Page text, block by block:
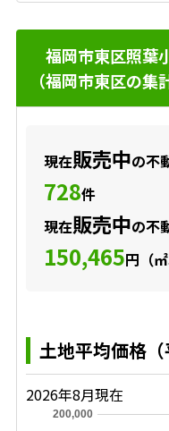
福岡市東区照葉
（福岡市東区の集
現在販売中の不
728件
現在販売中の不
150,465円（㎡
土地平均価格
2026年8月現在
200,000